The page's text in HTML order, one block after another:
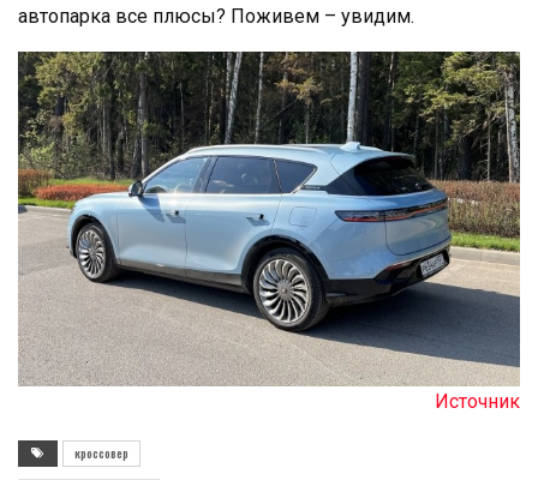
автопарка все плюсы? Поживем – увидим.
Источник
кроссовер